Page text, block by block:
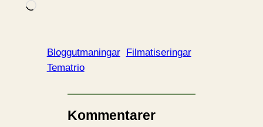
L
Bloggutmaningar
Filmatiseringar
Tematrio
Kommentarer